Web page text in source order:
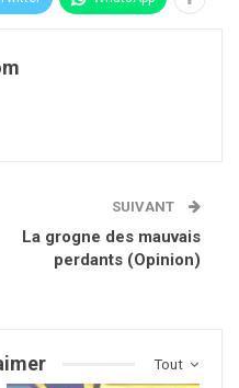
SUIVANT
La grogne des mauvais
perdants (Opinion)
Tout